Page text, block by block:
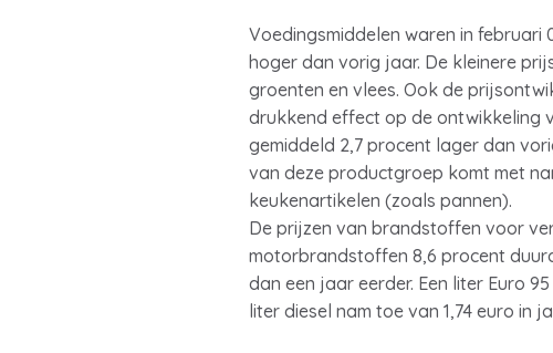
Voedingsmiddelen waren in februari
hoger dan vorig jaar. De kleinere
groenten en vlees. Ook de
drukkend effect op de ontwikkeling
gemiddeld 2,7 procent lager dan
van deze productgroep komt met
keukenartikelen (zoals pannen).
De prijzen van brandstoffen voor
motorbrandstoffen 8,6 procent
dan een jaar eerder. Een liter Euro
liter diesel nam toe van 1,74 euro in